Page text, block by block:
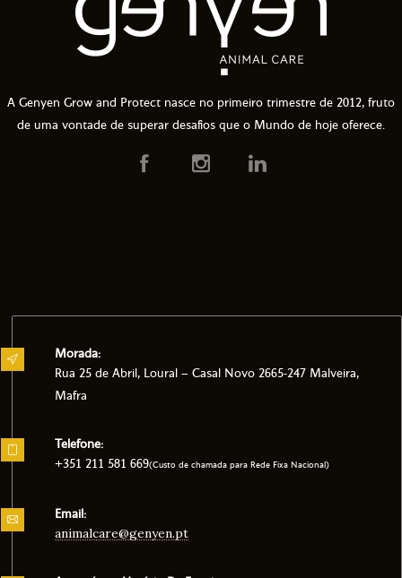
A Genyen Grow and Protect nasce no primeiro trimestre de 2012, fruto
de uma vontade de superar desafios que o Mundo de hoje oferece.
Morada:
Rua 25 de Abril, Loural – Casal Novo 2665-247 Malveira,
Mafra
Telefone:
+351 211 581 669(Custo de chamada para Rede Fixa Nacional)
Email:
animalcare@genyen.pt